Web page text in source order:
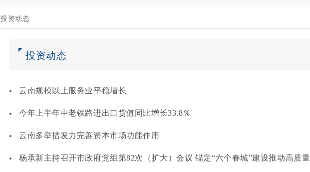
投资动态
投资动态
云南规模以上服务业平稳增长
今年上半年中老铁路进出口货值同比增长33.8％
云南多举措发力完善资本市场功能作用
杨承新主持召开市政府党组第82次（扩大）会议 锚定“六个春城”建设推动高质